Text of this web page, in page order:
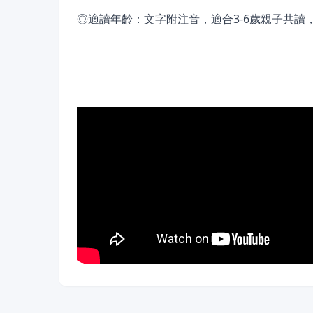
◎適讀年齡：文字附注音，適合3-6歲親子共讀